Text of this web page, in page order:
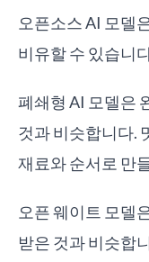
오픈소스 AI 모델
비유할 수 있습니
폐쇄형 AI 모델은
것과 비슷합니다.
재료와 순서로 만
오픈 웨이트 모델
받은 것과 비슷합